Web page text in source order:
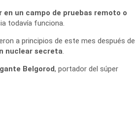
un campo de pruebas remoto o
todavía funciona.
a principios de este mes después de
nuclear secreta.
Belgorod, portador del súper